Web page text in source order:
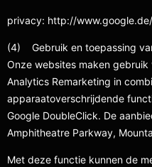
privacy: http://
(4) Gebruik en toepassing
Onze websites maken
Analytics Remarketing in
apparaatoverschrijdende
Google DoubleClick. De
Amphitheatre Parkway,
Met deze functie kunnen de